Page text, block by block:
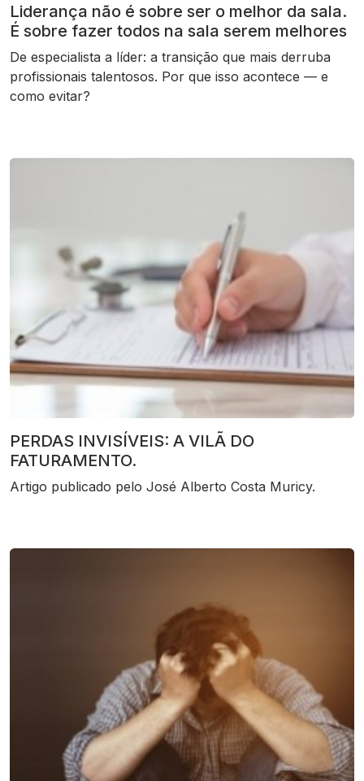
Liderança não é sobre ser o melhor da sala.
É sobre fazer todos na sala serem melhores
De especialista a líder: a transição que mais derruba
profissionais talentosos. Por que isso acontece — e
como evitar?
PERDAS INVISÍVEIS: A VILÃ DO
FATURAMENTO.
Artigo publicado pelo José Alberto Costa Muricy.